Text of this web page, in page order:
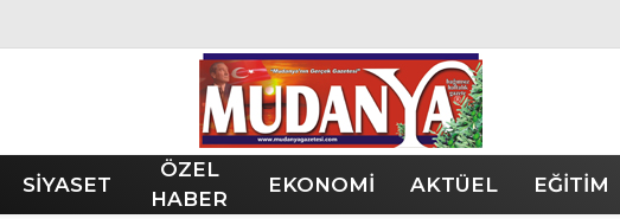
SİYASET
ÖZEL
HABER
EKONOMİ AKTÜEL EĞİTİM